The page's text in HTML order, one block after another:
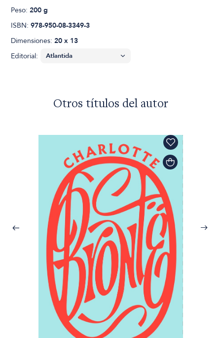
Peso:200 g
ISBN:978-950-08-3349-3
Dimensiones:20 x 13
Editorial:
Otros títulos del autor